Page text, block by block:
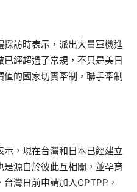
訪時表示，派出大量軍機進
經超過了常規，不只是美日
的國家切實牽制，聯手牽制
，現在台灣和日本已經建立
源自於彼此互相關，並孕育
灣日前申請加入CPTPP，